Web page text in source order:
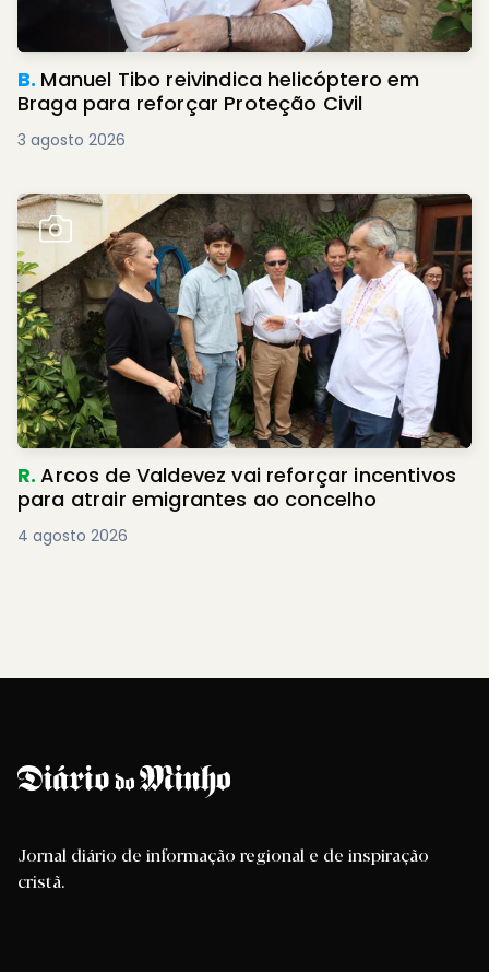
B. Manuel Tibo reivindica helicóptero em
Braga para reforçar Proteção Civil
3 agosto 2026
R.Arcos de Valdevez vai reforçar incentivos
para atrair emigrantes ao concelho
4 agosto 2026
Jornal diário de informação regional e de inspiração
cristã.